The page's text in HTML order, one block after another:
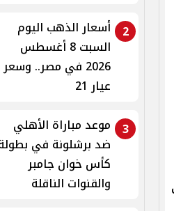
2
أسعار الذهب اليوم
السبت 8 أغسطس
2026 في مصر.. وسعر
عيار 21
3 موعد مباراة الأهلي
ضد برشلونة في
كأس خوان جامبر
والقنوات الناقلة